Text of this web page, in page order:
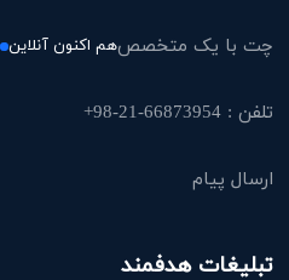
چت با یک متخصصهم اکنون آنلاین
تلفن : 66873954-21-98+
ارسال پیام
تبلیغات هدفمند